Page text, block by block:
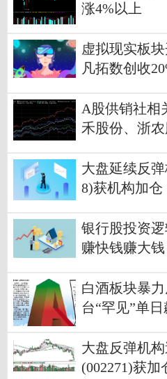
涨4%以上
虚拟现实板块
凡拓数创收
A股供销社相
禾股份、浙
大盘延续反
8)获机构加仓
银行股投资
赚快钱赚大钱
白酒板块暴
台“罕见”单
大盘反弹机
(002271)获加